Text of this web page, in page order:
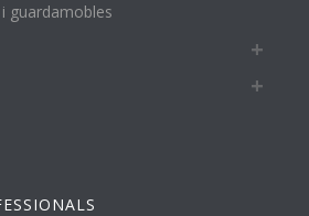
guardamobles